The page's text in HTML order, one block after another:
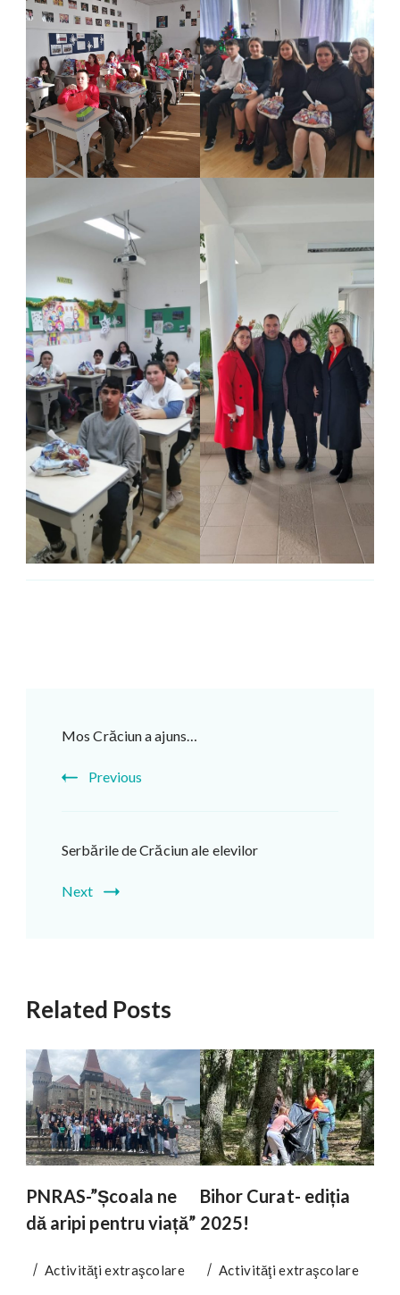
Navigation
Mos Crăciun a ajuns…
Previous
Serbările de Crăciun ale elevilor
Next
Related Posts
PNRAS-”Școala ne
dă aripi pentru viață”
Activităţi extraşcolare
Bihor Curat- ediția
2025!
Activităţi extraşcolare